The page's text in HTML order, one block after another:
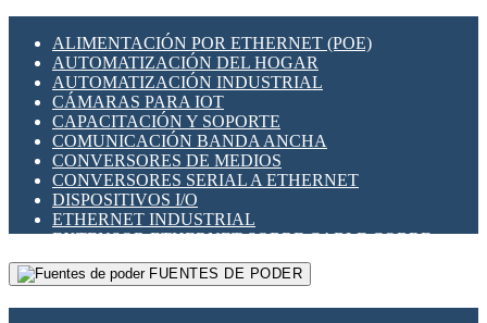
SENSORES INDUCTIVOS
TEMPORIZADORES
VARIACS
VARIADORES DE FRECUENCIA [VDF]
SECCIONADORES - INTERRUPTORES
MAQUINARIA
HERRAMIENTAS VARIAS
ILUMINACIÓN LED
INTERRUPTORES REED
INTERFACES DE RELÉ
OTROS RELÉS
PROTECCIÓN TÉRMICA
RELÉS AUTOMOTRICES
RELÉS DE SEÑAL
RELÉS DE ESTADO SÓLIDO SSR
RELÉS INDUSTRIALES
RELÉS MINIATURA DE POTENCIA
SENSORES MAGNÉTICOS
ALIMENTACIÓN POR ETHERNET (POE)
AUTOMATIZACIÓN DEL HOGAR
AUTOMATIZACIÓN INDUSTRIAL
CÁMARAS PARA IOT
CAPACITACIÓN Y SOPORTE
COMUNICACIÓN BANDA ANCHA
CONVERSORES DE MEDIOS
CONVERSORES SERIAL A ETHERNET
DISPOSITIVOS I/O
ETHERNET INDUSTRIAL
EXTENSOR ETHERNET SOBRE CABLE COBRE
GATEWAY LORAWAN
GESTIÓN DE REDESFUENTES DE PODER